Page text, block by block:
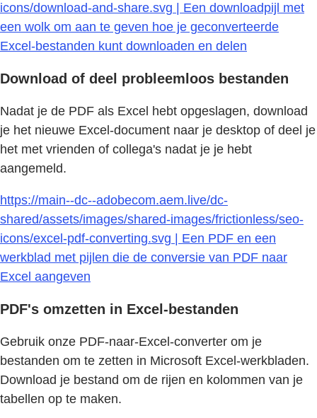
icons/download-and-share.svg | Een downloadpijl met
een wolk om aan te geven hoe je geconverteerde
Excel-bestanden kunt downloaden en delen
Download of deel probleemloos bestanden
Nadat je de PDF als Excel hebt opgeslagen, download
je het nieuwe Excel-document naar je desktop of deel je
het met vrienden of collega's nadat je je hebt
aangemeld.
https://main--dc--adobecom.aem.live/dc-
shared/assets/images/shared-images/frictionless/seo-
icons/excel-pdf-converting.svg | Een PDF en een
werkblad met pijlen die de conversie van PDF naar
Excel aangeven
PDF's omzetten in Excel-bestanden
Gebruik onze PDF-naar-Excel-converter om je
bestanden om te zetten in Microsoft Excel-werkbladen.
Download je bestand om de rijen en kolommen van je
tabellen op te maken.